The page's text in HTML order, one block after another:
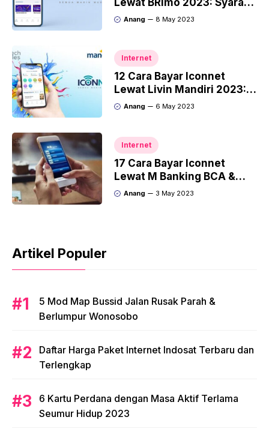
& Biaya
Anang 8 May 2023
Internet
12 Cara Bayar Iconnet
Lewat Livin Mandiri 2023:
Syarat & Biaya
Anang 6 May 2023
Internet
17 Cara Bayar Iconnet
Lewat M Banking BCA &
Syarat 2023
Anang 3 May 2023
Artikel Populer
5 Mod Map Bussid Jalan Rusak Parah &
Berlumpur Wonosobo
Daftar Harga Paket Internet Indosat Terbaru dan
Terlengkap
6 Kartu Perdana dengan Masa Aktif Terlama
Seumur Hidup 2023